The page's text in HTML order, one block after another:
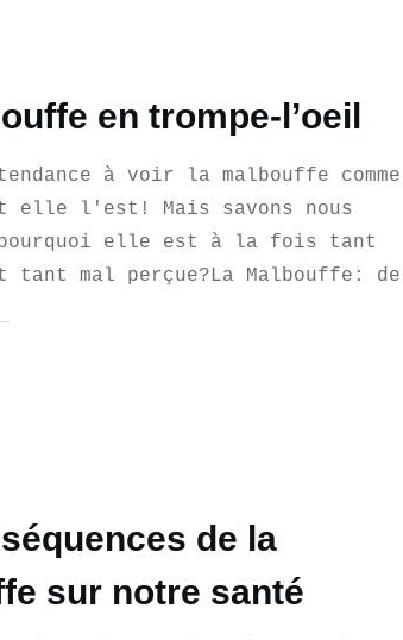
en trompe-l’oeil
à voir la malbouffe comme
elle l'est! Mais savons nous
pourquoi elle est à la fois tant
tant mal perçue?La Malbouffe: de
de la
sur notre santé